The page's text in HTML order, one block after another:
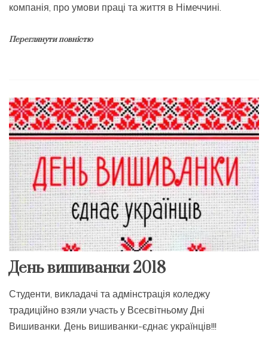
компанія, про умови праці та життя в Німеччині.
Переглянути повністю
День вишиванки 2018
Студенти, викладачі та адмінстрація коледжу
традиційно взяли участь у Всесвітньому Дні
Вишиванки. День вишиванки-єднає українців!!!